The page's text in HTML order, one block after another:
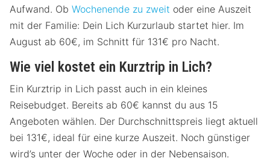
Aufwand. Ob Wochenende zu zweit oder eine Auszeit
mit der Familie: Dein Lich Kurzurlaub startet hier. Im
August ab 60€, im Schnitt für 131€ pro Nacht.
Wie viel kostet ein Kurztrip in Lich?
Ein Kurztrip in Lich passt auch in ein kleines
Reisebudget. Bereits ab 60€ kannst du aus 15
Angeboten wählen. Der Durchschnittspreis liegt aktuell
bei 131€, ideal für eine kurze Auszeit. Noch günstiger
wird’s unter der Woche oder in der Nebensaison.